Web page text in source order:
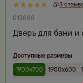
3
013888
Дверь для бани и
Доступные размеры
1900х700
1900х600